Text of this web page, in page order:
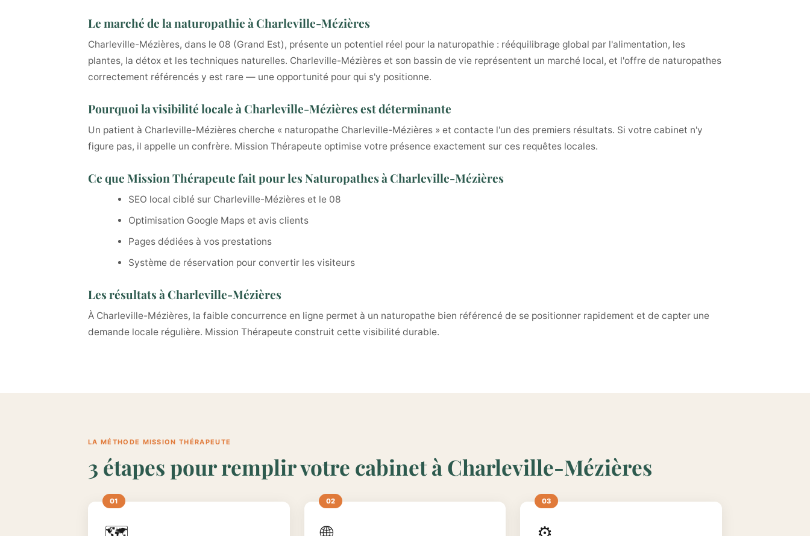
Le marché de la naturopathie à Charleville-Mézières
Charleville-Mézières, dans le 08 (Grand Est), présente un potentiel réel pour la naturopathie : rééquilibrage global par l'alimentation, les
plantes, la détox et les techniques naturelles. Charleville-Mézières et son bassin de vie représentent un marché local, et l'offre de naturopathes
correctement référencés y est rare — une opportunité pour qui s'y positionne.
Pourquoi la visibilité locale à Charleville-Mézières est déterminante
Un patient à Charleville-Mézières cherche « naturopathe Charleville-Mézières » et contacte l'un des premiers résultats. Si votre cabinet n'y
figure pas, il appelle un confrère. Mission Thérapeute optimise votre présence exactement sur ces requêtes locales.
Ce que Mission Thérapeute fait pour les Naturopathes à Charleville-Mézières
SEO local ciblé sur Charleville-Mézières et le 08
Optimisation Google Maps et avis clients
Pages dédiées à vos prestations
Système de réservation pour convertir les visiteurs
Les résultats à Charleville-Mézières
À Charleville-Mézières, la faible concurrence en ligne permet à un naturopathe bien référencé de se positionner rapidement et de capter une
demande locale régulière. Mission Thérapeute construit cette visibilité durable.
LA MÉTHODE MISSION THÉRAPEUTE
3 étapes pour remplir votre cabinet à Charleville-Mézières